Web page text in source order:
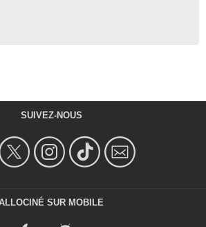
SUIVEZ-NOUS
SUR MOBILE